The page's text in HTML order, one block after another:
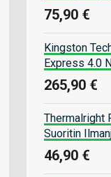
75,90 €
Kingston
Express 4.0
265,90 €
Thermalright
Suoritin
46,90 €